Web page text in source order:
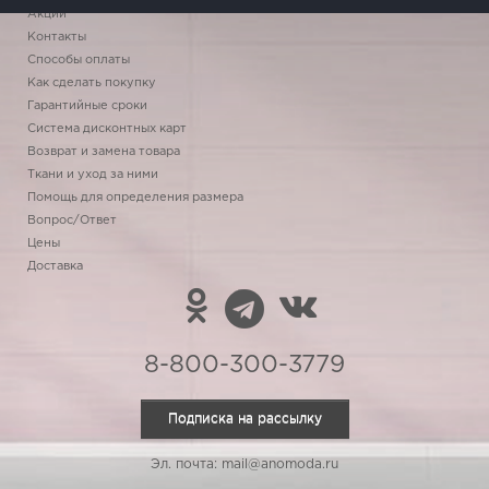
Акции
Контакты
Способы оплаты
Как сделать покупку
Гарантийные сроки
Система дисконтных карт
Возврат и замена товара
Ткани и уход за ними
Помощь для определения размера
Вопрос/Ответ
Цены
Доставка
8-800-300-3779
Подписка на рассылку
Эл. почта: mail@anomoda.ru